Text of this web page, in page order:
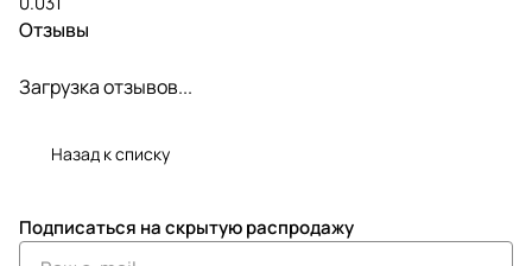
Отзывы
Загрузка отзывов...
Назад к списку
Подписаться на скрытую распродажу